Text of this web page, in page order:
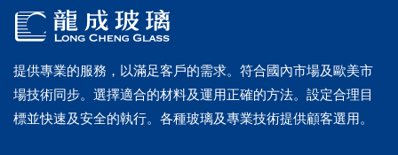
提供專業的服務，以滿足客戶的需求。符合國內市場及歐美市
場技術同步。選擇適合的材料及運用正確的方法。設定合理目
標並快速及安全的執行。各種玻璃及專業技術提供顧客選用。